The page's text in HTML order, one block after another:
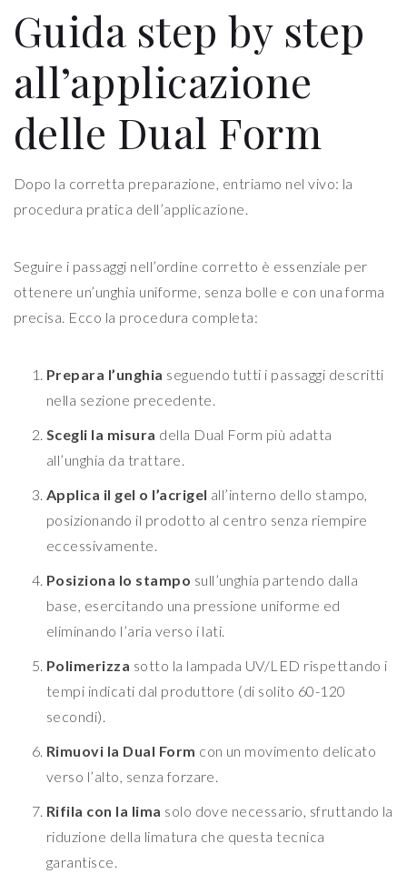
Guida step by step
all’applicazione
delle Dual Form
Dopo la corretta preparazione, entriamo nel vivo: la
procedura pratica dell’applicazione.
Seguire i passaggi nell’ordine corretto è essenziale per
ottenere un’unghia uniforme, senza bolle e con una forma
precisa. Ecco la procedura completa:
Prepara l’unghia seguendo tutti i passaggi descritti
nella sezione precedente.
Scegli la misura della Dual Form più adatta
all’unghia da trattare.
Applica il gel o l’acrigel all’interno dello stampo,
posizionando il prodotto al centro senza riempire
eccessivamente.
Posiziona lo stampo sull’unghia partendo dalla
base, esercitando una pressione uniforme ed
eliminando l’aria verso i lati.
Polimerizza sotto la lampada UV/LED rispettando i
tempi indicati dal produttore (di solito 60-120
secondi).
Rimuovi la Dual Form con un movimento delicato
verso l’alto, senza forzare.
Rifila con la lima solo dove necessario, sfruttando la
riduzione della limatura che questa tecnica
garantisce.